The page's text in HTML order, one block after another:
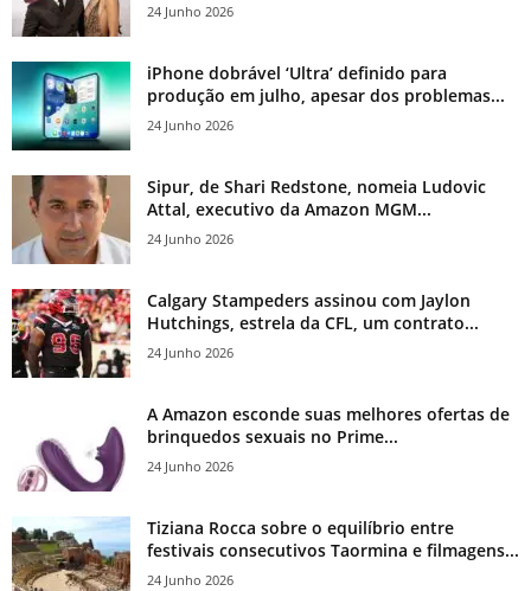
24 Junho 2026
iPhone dobrável ‘Ultra’ definido para
produção em julho, apesar dos problemas...
24 Junho 2026
Sipur, de Shari Redstone, nomeia Ludovic
Attal, executivo da Amazon MGM...
24 Junho 2026
Calgary Stampeders assinou com Jaylon
Hutchings, estrela da CFL, um contrato...
24 Junho 2026
A Amazon esconde suas melhores ofertas de
brinquedos sexuais no Prime...
24 Junho 2026
Tiziana Rocca sobre o equilíbrio entre
festivais consecutivos Taormina e filmagens...
24 Junho 2026